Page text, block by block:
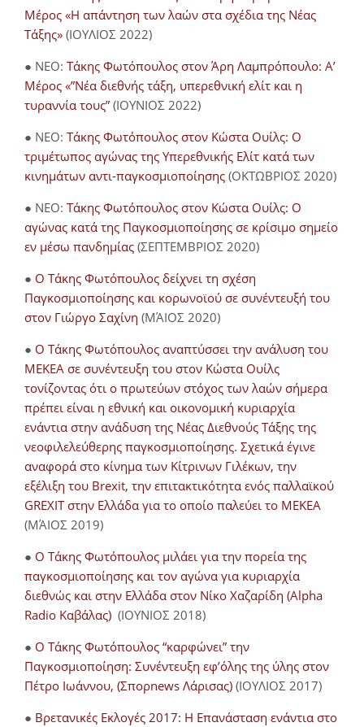
Μέρος «Η απάντηση των λαών στα σχέδια της Νέας
Τάξης» (ΙΟΥΛΙΟΣ 2022)
● NEO: Τάκης Φωτόπουλος στον Άρη Λαμπρόπουλο: Α’
Μέρος «”Νέα διεθνής τάξη, υπερεθνική ελίτ και η
τυραννία τους” (ΙΟΥΝΙΟΣ 2022)
● NEO: Τάκης Φωτόπουλος στον Κώστα Ουίλς: Ο
τριμέτωπος αγώνας της Υπερεθνικής Ελίτ κατά των
κινημάτων αντι-παγκοσμιοποίησης (ΟΚΤΩΒΡΙΟΣ 2020)
● NEO: Τάκης Φωτόπουλος στον Κώστα Ουίλς: Ο
αγώνας κατά της Παγκοσμιοποίησης σε κρίσιμο σημείο
εν μέσω πανδημίας (ΣΕΠΤΕΜΒΡΙΟΣ 2020)
● Ο Τάκης Φωτόπουλος δείχνει τη σχέση
Παγκοσμιοποίησης και κορωνοϊού σε συνέντευξή του
στον Γιώργο Σαχίνη (ΜΆΙΟΣ 2020)
● O Τάκης Φωτόπουλος αναπτύσσει την ανάλυση του
ΜΕΚΕΑ σε συνέντευξη του στον Κώστα Ουίλς
τονίζοντας ότι ο πρωτεύων στόχος των λαών σήμερα
πρέπει είναι η εθνική και οικονομική κυριαρχία
ενάντια στην ανάδυση της Νέας Διεθνούς Τάξης της
νεοφιλελεύθερης παγκοσμιοποίησης. Σχετικά έγινε
αναφορά στο κίνημα των Κίτρινων Γιλέκων, την
εξέλιξη του Brexit, την επιτακτικότητα ενός παλλαϊκού
GREXIT στην Ελλάδα για το οποίο παλεύει το ΜΕΚΕΑ
(ΜΆΙΟΣ 2019)
● Ο Τάκης Φωτόπουλος μιλάει για την πορεία της
παγκοσμιοποίησης και τον αγώνα για κυριαρχία
διεθνώς και στην Ελλάδα στον Νίκο Χαζαρίδη (Alpha
Radio Καβάλας) (ΙΟΥΝΙΟΣ 2018)
● Ο Τάκης Φωτόπουλος “καρφώνει” την
Παγκοσμιοποίηση: Συνέντευξη εφ’όλης της ύλης στον
Πέτρο Ιωάννου, (Σπορnews Λάρισας) (ΙΟΥΛΙΟΣ 2017)
● Βρετανικές Εκλογές 2017: Η Επανάσταση ενάντια στο